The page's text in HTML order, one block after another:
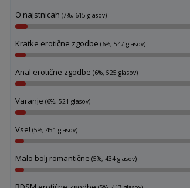
O najstnicah (7%, 615 glasov)
Kratke erotične zgodbe (6%, 547 glasov)
Anal erotične zgodbe (6%, 525 glasov)
Varanje (6%, 521 glasov)
Vse! (5%, 451 glasov)
Malo bolj romantične (5%, 434 glasov)